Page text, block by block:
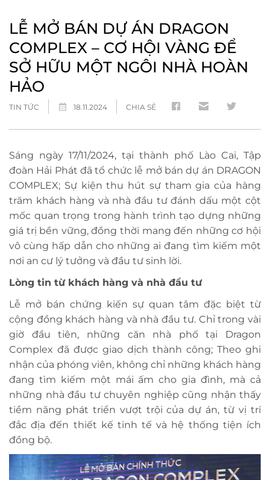
LỄ MỞ BÁN DỰ ÁN DRAGON
COMPLEX – CƠ HỘI VÀNG ĐỂ
SỞ HỮU MỘT NGÔI NHÀ HOÀN
HẢO
TIN TỨC 18.11.2024 CHIA SẺ
Sáng ngày 17/11/2024, tại thành phố Lào Cai, Tập
đoàn Hải Phát đã tổ chức lễ mở bán dự án DRAGON
COMPLEX; Sự kiện thu hút sự tham gia của hàng
trăm khách hàng và nhà đầu tư đánh dấu một cột
mốc quan trọng trong hành trình tạo dựng những
giá trị bền vững, đồng thời mang đến những cơ hội
vô cùng hấp dẫn cho những ai đang tìm kiếm một
nơi an cư lý tưởng và đầu tư sinh lời.
Lòng tin từ khách hàng và nhà đầu tư
Lễ mở bán chứng kiến sự quan tâm đặc biệt từ
cộng đồng khách hàng và nhà đầu tư. Chỉ trong vài
giờ đầu tiên, những căn nhà phố tại Dragon
Complex đã được giao dịch thành công; Theo ghi
nhận của phóng viên, không chỉ những khách hàng
đang tìm kiếm một mái ấm cho gia đình, mà cả
những nhà đầu tư chuyên nghiệp cũng nhận thấy
tiềm năng phát triển vượt trội của dự án, từ vị trí
đắc địa đến thiết kế tinh tế và hệ thống tiện ích
đồng bộ.